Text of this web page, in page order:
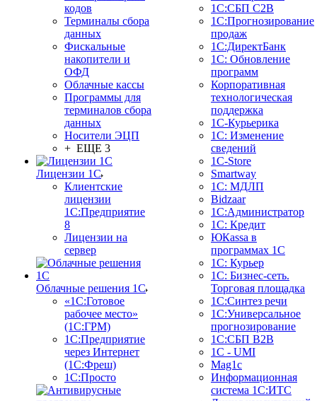
кодов
Терминалы сбора
данных
Фискальные
накопители и
ОФД
Облачные кассы
Программы для
терминалов сбора
данных
Носители ЭЦП
+ ЕЩЕ 3
Лицензии 1С
Клиентские
лицензии
1С:Предприятие
8
Лицензии на
сервер
Облачные решения 1С
«1C:Готовое
рабочее место»
(1С:ГРМ)
1С:Предприятие
через Интернет
(1С:Фреш)
1С:Просто
1С:СБП C2B
1С:Прогнозирование
продаж
1С:ДиректБанк
1С: Обновление
программ
Корпоративная
технологическая
поддержка
1С-Курьерика
1С: Изменение
сведений
1C-Store
Smartway
1С: МДЛП
Bidzaar
1С:Администратор
1С: Кредит
ЮКаssа в
программах 1С
1С: Курьер
1С: Бизнес-сеть.
Торговая площадка
1С:Синтез речи
1С:Универсальное
прогнозирование
1С:СБП B2B
1C - UMI
Mag1c
Информационная
система 1С:ИТС